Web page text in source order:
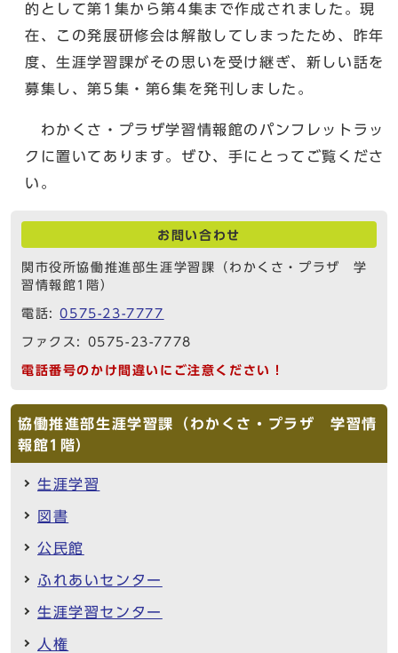
的として第1集から第4集まで作成されました。現
在、この発展研修会は解散してしまったため、昨年
度、生涯学習課がその思いを受け継ぎ、新しい話を
募集し、第5集・第6集を発刊しました。
わかくさ・プラザ学習情報館のパンフレットラッ
クに置いてあります。ぜひ、手にとってご覧くださ
い。
お問い合わせ
関市役所協働推進部生涯学習課（わかくさ・プラザ 学
習情報館1階）
電話:0575-23-7777
ファクス: 0575-23-7778
電話番号のかけ間違いにご注意ください！
協働推進部生涯学習課（わかくさ・プラザ 学習情
報館1階）
生涯学習
図書
公民館
ふれあいセンター
生涯学習センター
人権